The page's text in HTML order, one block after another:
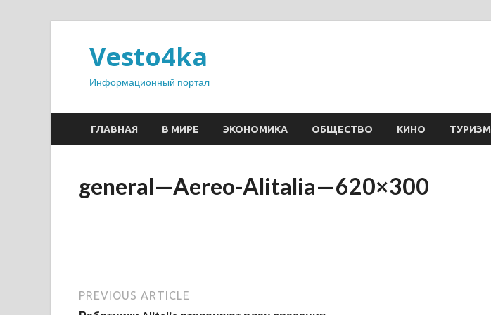
Vesto4ka
Информационный портал
ГЛАВНАЯ В МИРЕ ЭКОНОМИКА ОБЩЕСТВО КИНО ТУРИЗМ
general—Aereo-Alitalia—620×300
PREVIOUS ARTICLE